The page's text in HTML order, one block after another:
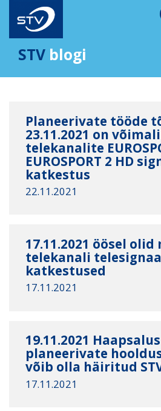
STV blogi
Planeerivate tööde
23.11.2021 on
telekanalite
EUROSPORT 2 HD
katkestus
22.11.2021
17.11.2021 öösel olid
telekanali
katkestused
17.11.2021
19.11.2021 Haapsalus
planeerivate
võib olla häiritud
17.11.2021